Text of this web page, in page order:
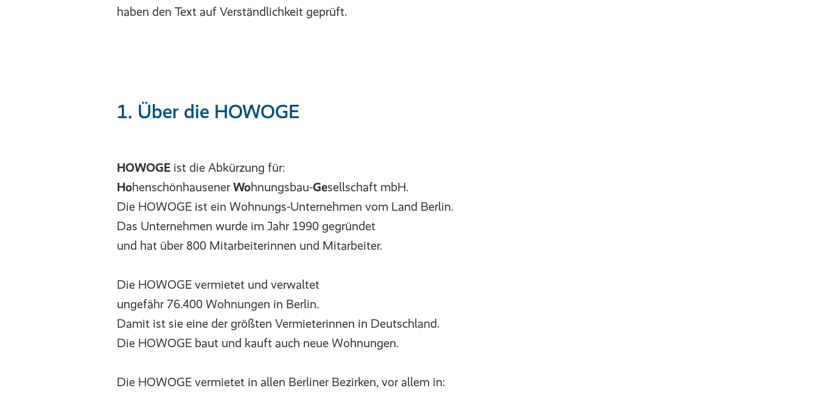
haben den Text auf Verständlichkeit geprüft.
1. Über die HOWOGE
HOWOGE ist die Abkürzung für:
Hohenschönhausener Wohnungsbau-Gesellschaft mbH.
Die HOWOGE ist ein Wohnungs-Unternehmen vom Land Berlin.
Das Unternehmen wurde im Jahr 1990 gegründet
und hat über 800 Mitarbeiterinnen und Mitarbeiter.
Die HOWOGE vermietet und verwaltet
ungefähr 76.400 Wohnungen in Berlin.
Damit ist sie eine der größten Vermieterinnen in Deutschland.
Die HOWOGE baut und kauft auch neue Wohnungen.
Die HOWOGE vermietet in allen Berliner Bezirken, vor allem in: